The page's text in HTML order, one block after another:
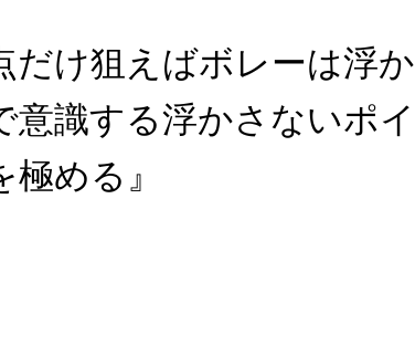
だけ狙えばボレーは浮か
意識する浮かさないポイ
める』